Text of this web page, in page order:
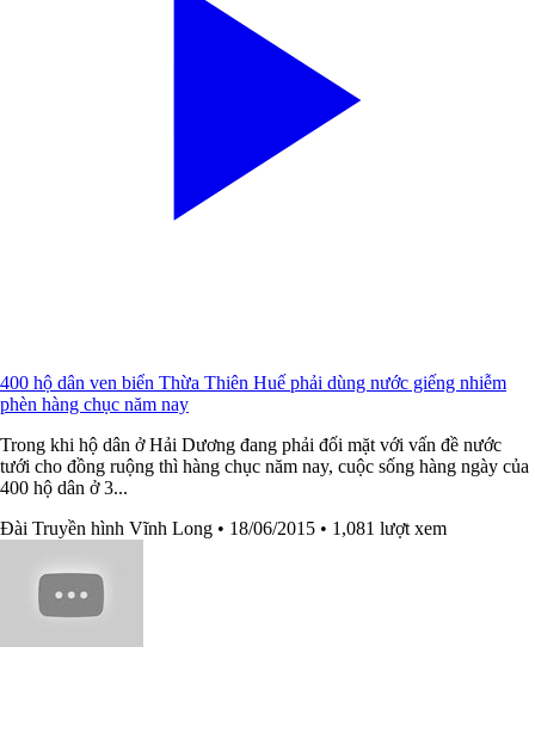
400 hộ dân ven biển Thừa Thiên Huế phải dùng nước giếng nhiễm
phèn hàng chục năm nay
Trong khi hộ dân ở Hải Dương đang phải đối mặt với vấn đề nước
tưới cho đồng ruộng thì hàng chục năm nay, cuộc sống hàng ngày của
400 hộ dân ở 3...
Đài Truyền hình Vĩnh Long • 18/06/2015 • 1,081 lượt xem